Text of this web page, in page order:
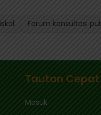
Forum konsultasi
Tautan Cepat
Masuk